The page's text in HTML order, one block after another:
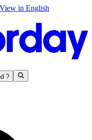
View in English
?